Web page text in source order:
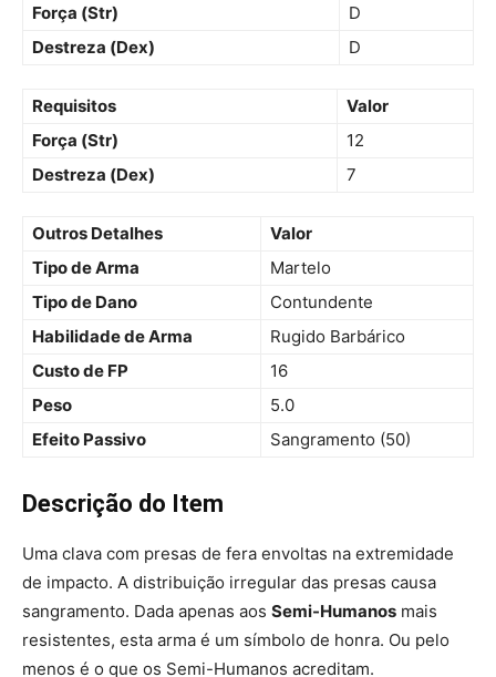
Força (Str)
D
Destreza (Dex)
D
Requisitos
Valor
Força (Str)
12
Destreza (Dex)
7
Outros Detalhes
Valor
Tipo de Arma
Martelo
Tipo de Dano
Contundente
Habilidade de Arma
Rugido Barbárico
Custo de FP
16
Peso
5.0
Efeito Passivo
Sangramento (50)
Descrição do Item
Uma clava com presas de fera envoltas na extremidade
de impacto. A distribuição irregular das presas causa
sangramento. Dada apenas aos Semi-Humanos mais
resistentes, esta arma é um símbolo de honra. Ou pelo
menos é o que os Semi-Humanos acreditam.